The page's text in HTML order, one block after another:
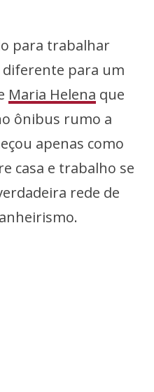
para trabalhar
para um
Maria Helena que
ônibus rumo a
apenas como
casa e trabalho se
rede de